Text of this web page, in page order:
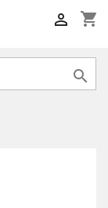
shopping_cart

